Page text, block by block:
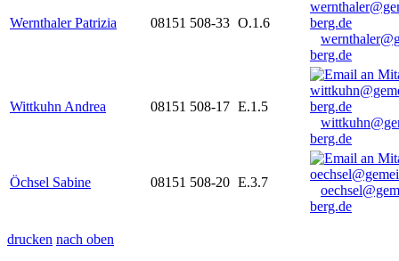
Wernthaler Patrizia 08151 508-33 O.1.6
berg.de
Wittkuhn Andrea 08151 508-17 E.1.5
berg.de
Öchsel Sabine 08151 508-20 E.3.7
berg.de
drucken nach oben